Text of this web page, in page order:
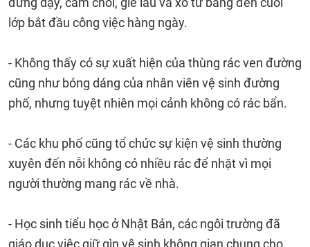
lớp bắt đầu công việc hàng ngày.
- Không thấy có sự xuất hiện của thùng rác ven đường
cũng như bóng dáng của nhân viên vệ sinh đường
phố, nhưng tuyệt nhiên mọi cảnh không có rác bẩn.
- Các khu phố cũng tổ chức sự kiện vệ sinh thường
xuyên đến nỗi không có nhiều rác để nhặt vì mọi
người thường mang rác về nhà.
- Học sinh tiểu học ở Nhật Bản, các ngôi trường đã
giáo dục việc giữ gìn vệ sinh không gian chung cho